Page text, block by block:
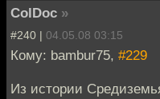
ColDoc »
#240 | 04.05.08 03:15
Кому: bambur75, #229
Из истории